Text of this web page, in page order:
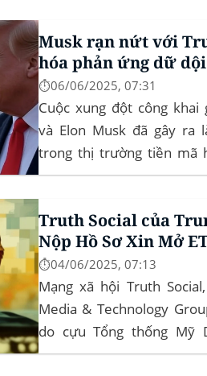
đây là lần đầu tiên một
hóa...
Musk rạn nứt với
hóa phản ứng dữ dội
⏱️06/06/2025, 07:31
Cuộc xung đột công khai
và Elon Musk đã gây ra
trong thị trường tiền mã
đồng meme coin. Elon
(Department of
trích dự luật “Big Beautiful
Truth Social của
Nộp Hồ Sơ Xin Mở
⏱️04/06/2025, 07:13
Mạng xã hội Truth
Media & Technology
do cựu Tổng thống Mỹ
thuẫn – vừa chính thức